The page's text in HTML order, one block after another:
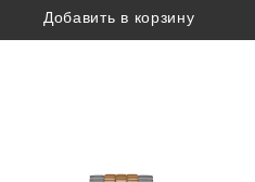
Добавить в корзину